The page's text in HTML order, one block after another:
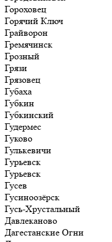
Гороховец
Горячий Ключ
Грайворон
Гремячинск
Грозный
Грязи
Грязовец
Губаха
Губкин
Губкинский
Гудермес
Гуково
Гулькевичи
Гурьевск
Гурьевск
Гусев
Гусиноозёрск
Гусь-Хрустальный
Давлеканово
Дагестанские Огни